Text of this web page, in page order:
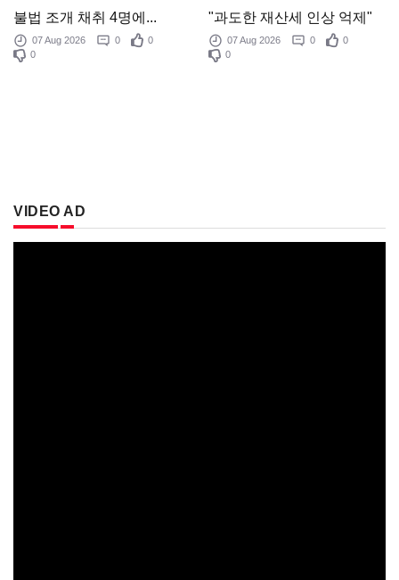
불법 조개 채취 4명에...
07 Aug 2026 0
0
0
"과도한 재산세 인상 억제"
07 Aug 2026 0
0
0
VIDEO AD